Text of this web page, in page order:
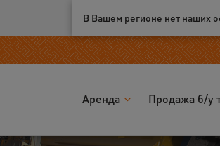
Ваш город:Москва
В Вашем регионе нет наших
Аренда Продажа б/у